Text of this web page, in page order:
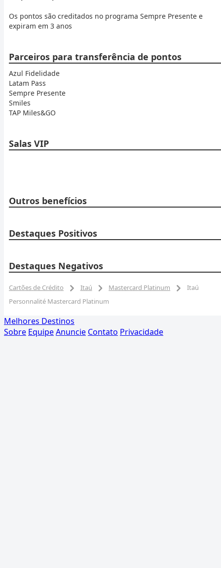
Os pontos são creditados no programa Sempre Presente e
expiram em 3 anos
Parceiros para transferência de pontos
Azul Fidelidade
Latam Pass
Sempre Presente
Smiles
TAP Miles&GO
Salas VIP
Outros benefícios
Destaques Positivos
Destaques Negativos
Cartões de Crédito Itaú Mastercard Platinum
Itaú
Personnalité Mastercard Platinum
Melhores Destinos
Sobre EquipeAnuncie Contato Privacidade